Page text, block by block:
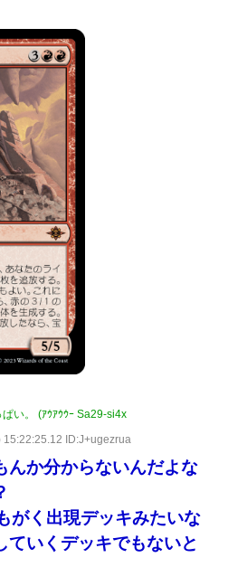
い。 (ｱｳｱｳｳｰ Sa29-si4x
15:22:25.12 ID:J+ugezrua
んか分からないんだよな
がく出現デッキみたいな
ていくデッキでもないと